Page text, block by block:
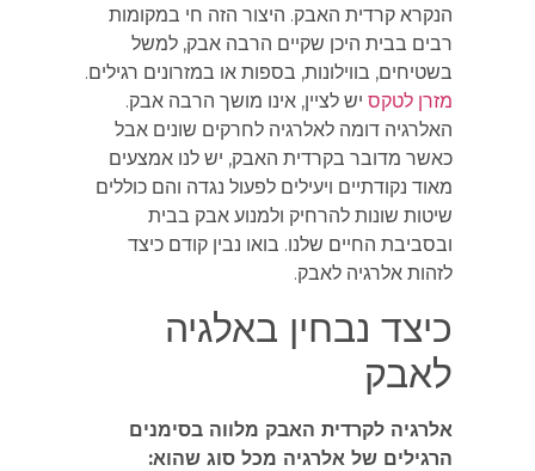
הנקרא קרדית האבק. היצור הזה חי במקומות
רבים בבית היכן שקיים הרבה אבק, למשל
בשטיחים, בווילונות, בספות או במזרונים רגילים.
מזרן לטקסיש לציין, אינו מושך הרבה אבק.
האלרגיה דומה לאלרגיה לחרקים שונים אבל
כאשר מדובר בקרדית האבק, יש לנו אמצעים
מאוד נקודתיים ויעילים לפעול נגדה והם כוללים
שיטות שונות להרחיק ולמנוע אבק בבית
ובסביבת החיים שלנו. בואו נבין קודם כיצד
לזהות אלרגיה לאבק.
כיצד נבחין באלגיה
לאבק
אלרגיה לקרדית האבק מלווה בסימנים
הרגילים של אלרגיה מכל סוג שהוא: